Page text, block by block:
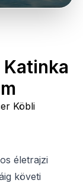
Köbli
életrajzi
követi